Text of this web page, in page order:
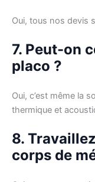
Oui, tous nos devis
7. Peut-on
placo ?
Oui, c’est même la
thermique et
8.
corps de